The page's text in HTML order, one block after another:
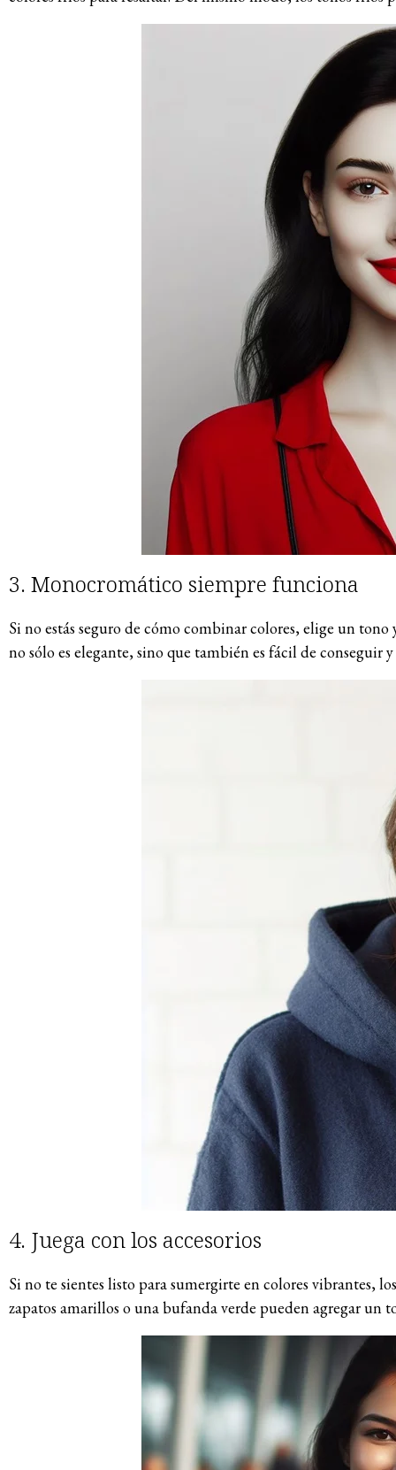
3. Monocromático siempre funciona
Si no estás seguro de cómo combinar colores, elige un
no sólo es elegante, sino que también es fácil de conseguir
4. Juega con los accesorios
Si no te sientes listo para sumergirte en colores vibrantes,
zapatos amarillos o una bufanda verde pueden agregar un